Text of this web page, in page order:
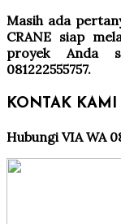
Masih ada
CRANE siap
proyek Anda
081222555757.
KONTAK
Hubungi VIA WA